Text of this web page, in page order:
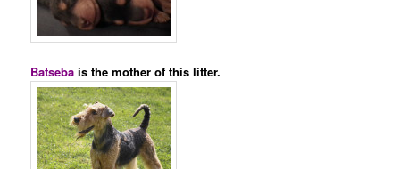
Batseba is the mother of this litter.